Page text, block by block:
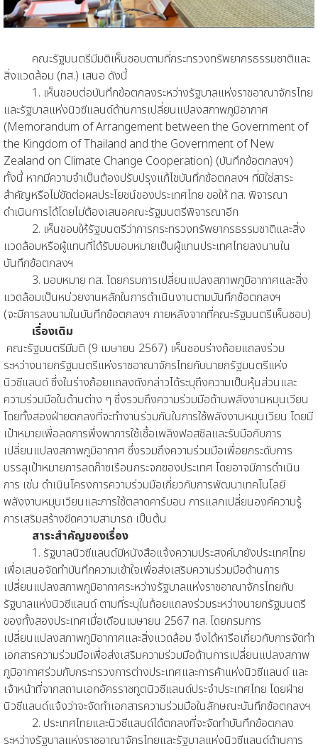
คณะรัฐมนตรีมีมติเห็นชอบตามที่กระทรวงทรัพยากรธรรมชาติและ
สิ่งแวดล้อม (ทส.) เสนอ ดังนี้
1. เห็นชอบต่อบันทึกข้อตกลงระหว่างรัฐบาลแห่งราชอาณาจักรไทย
และรัฐบาลแห่งนิวซีแลนด์ด้านการเปลี่ยนแปลงสภาพภูมิอากาศ
(Memorandum of Arrangement between the Government of
the Kingdom of Thailand and the Government of New
Zealand on Climate Change Cooperation) (บันทึกข้อตกลงฯ)
ทั้งนี้ หากมีความจำเป็นต้องปรับปรุงแก้ไขบันทึกข้อตกลงฯ ที่มิใช่สาระ
สำคัญหรือไม่ขัดต่อผลประโยชน์ของประเทศไทย ขอให้ ทส. พิจารณา
ดำเนินการได้โดยไม่ต้องเสนอคณะรัฐมนตรีพิจารณาอีก
2. เห็นชอบให้รัฐมนตรีว่าการกระทรวงทรัพยากรธรรมชาติและสิ่ง
แวดล้อมหรือผู้แทนที่ได้รับมอบหมายเป็นผู้แทนประเทศไทยลงนานใน
บันทึกข้อตกลงฯ
3. มอบหมาย ทส. โดยกรมการเปลี่ยนแปลงสภาพภูมิอากาศและสิ่ง
แวดล้อมเป็นหน่วยงานหลักในการดำเนินงานตามบันทึกข้อตกลงฯ
(จะมีการลงนามในบันทึกข้อตกลงฯ ภายหลังจากที่คณะรัฐมนตรีเห็นชอบ)
เรื่องเดิม
คณะรัฐมนตรีมีมติ (9 เมษายน 2567) เห็นชอบร่างถ้อยแถลงร่วม
ระหว่างนายกรัฐมนตรีแห่งราชอาณาจักรไทยกับนายกรัฐมนตรีแห่ง
นิวซีแลนด์ ซึ่งในร่างถ้อยแถลงดังกล่าวได้ระบุถึงความเป็นหุ้นส่วนและ
ความร่วมมือในด้านต่าง ๆ ซึ่งรวมถึงความร่วมมือด้านพลังงานหมุนเวียน
โดยทั้งสองฝ่ายตกลงที่จะทำงานร่วมกันในการใช้พลังงานหมุนเวียน โดยมี
เป้าหมายเพื่อลดการพึ่งพาการใช้เชื้อเพลิงฟอสซิลและรับมือกับการ
เปลี่ยนแปลงสภาพภูมิอากาศ ซึ่งรวมถึงความร่วมมือเพื่อยกระดับการ
บรรลุเป้าหมายการลดก๊าซเรือนกระจกของประเทศ โดยอาจมีการดำเนิน
การ เช่น ดำเนินโครงการความร่วมมือเกี่ยวกับการพัฒนาเทคโนโลยี
พลังงานหมุนเวียนและการใช้ตลาดคาร์บอน การแลกเปลี่ยนองค์ความรู้
การเสริมสร้างขีดความสามารถ เป็นต้น
สาระสำคัญของเรื่อง
1. รัฐบาลนิวซีแลนด์มีหนังสือแจ้งความประสงค์มายังประเทศไทย
เพื่อเสนอจัดทำบันทึกความเข้าใจเพื่อส่งเสริมความร่วมมือด้านการ
เปลี่ยนแปลงสภาพภูมิอากาศระหว่างรัฐบาลแห่งราชอาณาจักรไทยกับ
รัฐบาลแห่งนิวซีแลนด์ ตามที่ระบุในถ้อยแถลงร่วมระหว่างนายกรัฐมนตรี
ของทั้งสองประเทศเมื่อเดือนเมษายน 2567 ทส. โดยกรมการ
เปลี่ยนแปลงสภาพภูมิอากาศและสิ่งแวดล้อม จึงได้หารือเกี่ยวกับการจัดทำ
เอกสารความร่วมมือเพื่อส่งเสริมความร่วมมือด้านการเปลี่ยนแปลงสภาพ
ภูมิอากาศร่วมกับกระทรวงการต่างประเทศและการค้าแห่งนิวซีแลนด์ และ
เจ้าหน้าที่จากสถานเอกอัครราชทูตนิวซีแลนด์ประจำประเทศไทย โดยฝ่าย
นิวซีแลนด์แจ้งว่าจะจัดทำเอกสารความร่วมมือในลักษณะบันทึกข้อตกลงฯ
2. ประเทศไทยและนิวซีแลนด์ได้ตกลงที่จะจัดทำบันทึกข้อตกลง
ระหว่างรัฐบาลแห่งราชอาณาจักรไทยและรัฐบาลแห่งนิวซีแลนด์ด้านการ